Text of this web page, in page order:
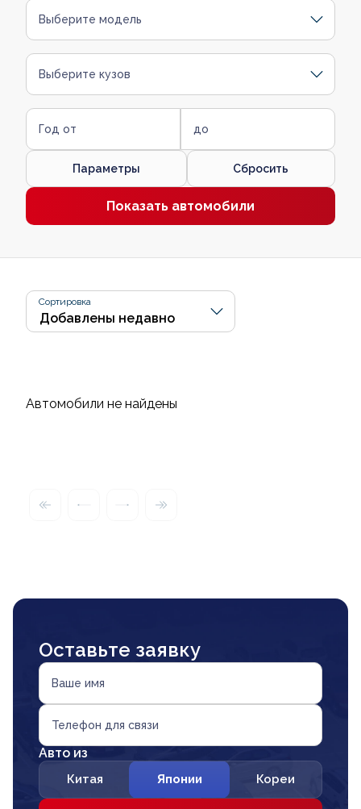
Выберите модель
Выберите кузов
Год от до
Параметры Сбросить
Показать автомобили
Сортировка
Автомобили не найдены
Оставьте заявку
Ваше имя
Телефон для связи
Авто из
Китая Японии Кореи